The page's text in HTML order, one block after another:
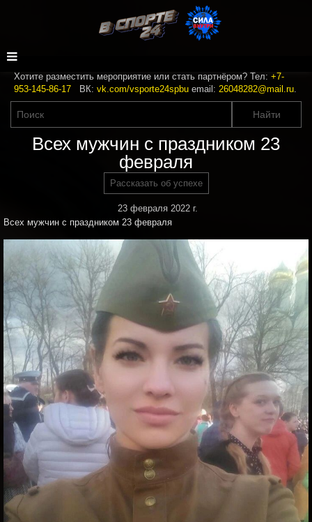
Хотите разместить мероприятие или стать партнёром? Тел: +7-
953-145-86-17 ВК: vk.com/vsporte24spbu email: 26048282@mail.ru.
Всех мужчин с праздником 23
февраля
Рассказать об успехе
23 февраля 2022 г.
Всех мужчин с праздником 23 февраля